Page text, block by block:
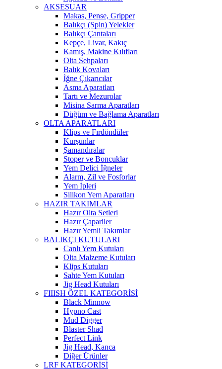
AKSESUAR
Makas, Pense, Gripper
Balıkçı (Spin) Yelekler
Balıkçı Çantaları
Kepçe, Livar, Kakıç
Kamış, Makine Kılıfları
Olta Sehpaları
Balık Kovaları
İğne Çıkarıcılar
Asma Aparatları
Tartı ve Mezurolar
Misina Sarma Aparatları
Düğüm ve Bağlama Aparatları
OLTA APARATLARI
Klips ve Fırdöndüler
Kurşunlar
Şamandıralar
Stoper ve Boncuklar
Yem Delici İğneler
Alarm, Zil ve Fosforlar
Yem İpleri
Silikon Yem Aparatları
HAZIR TAKIMLAR
Hazır Olta Setleri
Hazır Çapariler
Hazır Yemli Takımlar
BALIKÇI KUTULARI
Canlı Yem Kutuları
Olta Malzeme Kutuları
Klips Kutuları
Sahte Yem Kutuları
Jig Head Kutuları
FIIISH ÖZEL KATEGORİSİ
Black Minnow
Hypno Cast
Mud Digger
Blaster Shad
Perfect Link
Jig Head, Kanca
Diğer Ürünler
LRF KATEGORİSİ